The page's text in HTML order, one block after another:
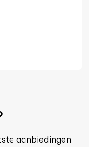
aanbiedingen